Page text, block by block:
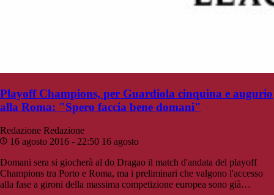
Playoff Champions, per Guardiola cinquina e augurio
alla Roma: "Spero faccia bene domani"
Redazione Redazione
16 agosto 2016 - 22:50 16 agosto
Domani sera si giocherà al do Dragao il match d'andata del playoff
Champions tra Porto e Roma, ma i preliminari che valgono l'accesso
alla fase a gironi della massima competizione europea sono già…